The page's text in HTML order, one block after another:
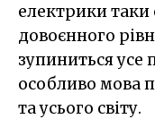
електрики таки
довоєнного
зупиниться
особливо мова
та усього світу.